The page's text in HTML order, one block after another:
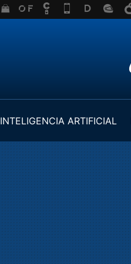
INTELIGENCIA ARTIFICIAL